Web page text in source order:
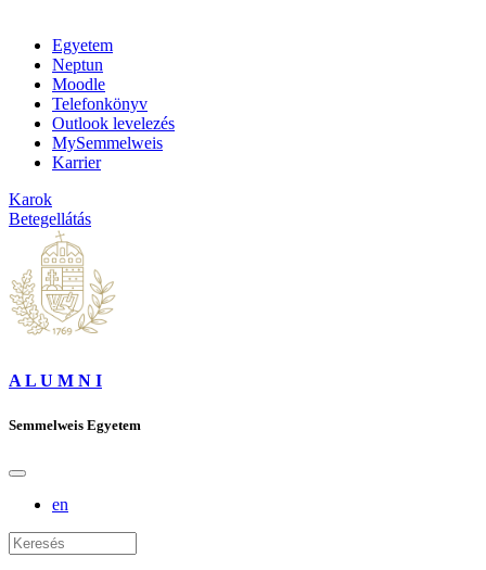
Egyetem
Neptun
Moodle
Telefonkönyv
Outlook levelezés
MySemmelweis
Karrier
Karok
Betegellátás
A L U M N I
Semmelweis Egyetem
en